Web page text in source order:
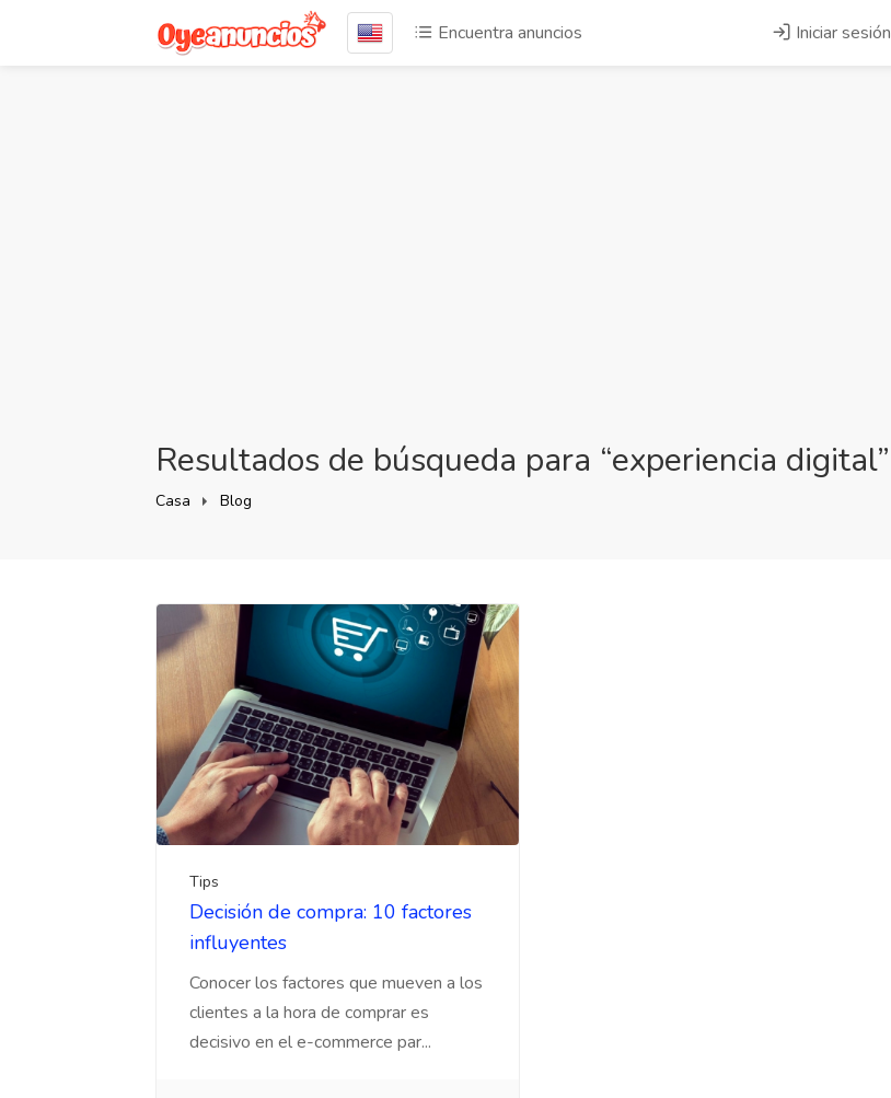
Encuentra anuncios Iniciar sesión
Resultados de búsqueda para “experiencia digital”
Casa Blog
Tips
Decisión de compra: 10 factores
influyentes
Conocer los factores que mueven a los
clientes a la hora de comprar es
decisivo en el e-commerce par...